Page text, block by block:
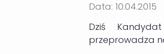
Data: 10.04.2015
Dziś
przeprowadza